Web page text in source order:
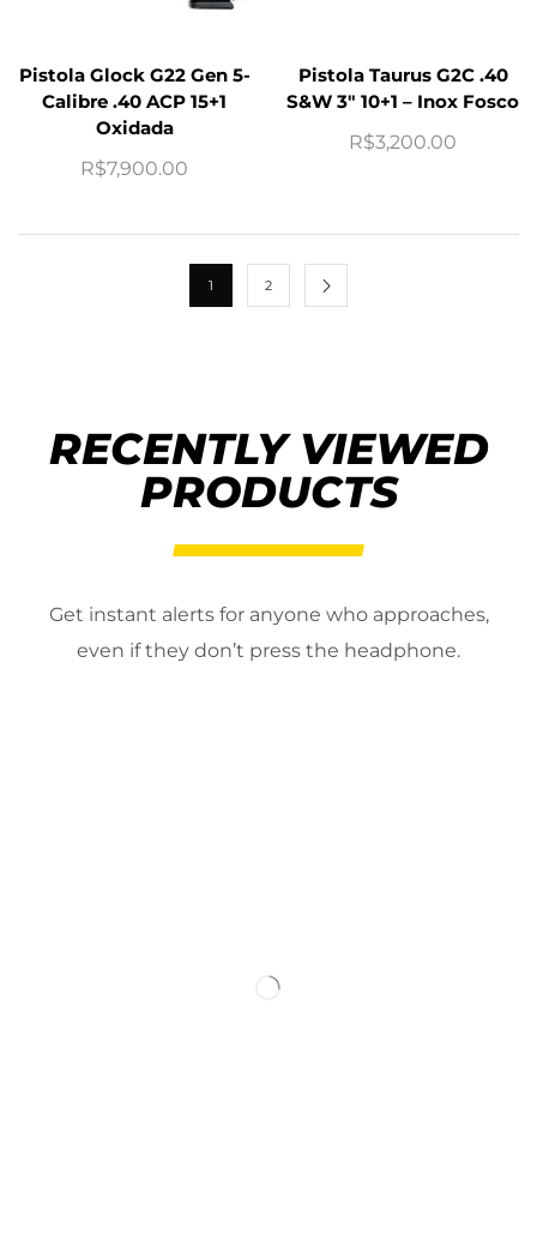
Pistola Glock G22 Gen 5-
Calibre .40 ACP 15+1
Oxidada
R$7,900.00
Pistola Taurus G2C .40
S&W 3″ 10+1 – Inox Fosco
R$3,200.00
1 2
RECENTLY VIEWED
PRODUCTS
Get instant alerts for anyone who approaches,
even if they don’t press the headphone.